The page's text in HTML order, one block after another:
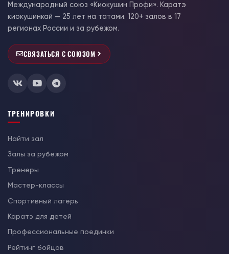
Международный союз «Киокушин Профи». Каратэ
киокушинкай — 25 лет на татами. 120+ залов в 17
регионах России и за рубежом.
СВЯЗАТЬСЯ С СОЮЗОМ
ТРЕНИРОВКИ
Найти зал
Залы за рубежом
Тренеры
Мастер-классы
Спортивный лагерь
Каратэ для детей
Профессиональные поединки
Рейтинг бойцов